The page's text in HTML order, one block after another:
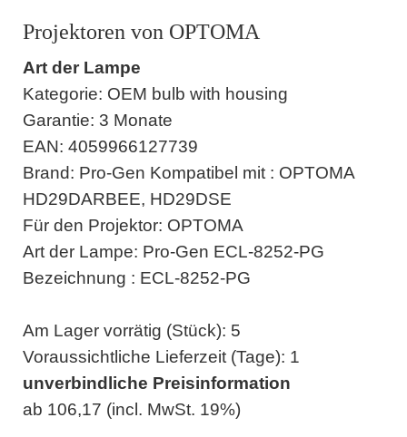
Projektoren von OPTOMA
Art der Lampe
Kategorie: OEM bulb with housing
Garantie: 3 Monate
EAN: 4059966127739
Brand: Pro-Gen Kompatibel mit : OPTOMA
HD29DARBEE, HD29DSE
Für den Projektor: OPTOMA
Art der Lampe: Pro-Gen ECL-8252-PG
Bezeichnung : ECL-8252-PG
Am Lager vorrätig (Stück): 5
Voraussichtliche Lieferzeit (Tage): 1
unverbindliche Preisinformation
ab 106,17 (incl. MwSt. 19%)